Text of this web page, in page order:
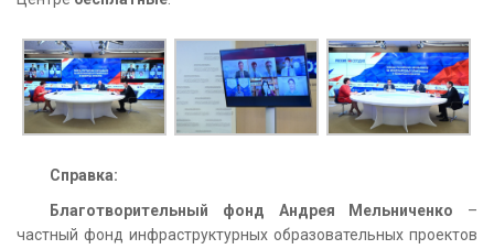
Справка:
Благотворительный фонд Андрея Мельниченко –
частный фонд инфраструктурных образовательных проектов